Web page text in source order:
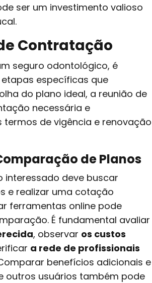
ser um investimento valioso
Contratação
seguro odontológico, é
específicas que
do plano ideal, a reunião de
necessária e
termos de vigência e renovação
de Planos
interessado deve buscar
e realizar uma cotação
ferramentas online pode
É fundamental avaliar
, observar os custos
a rede de profissionais
benefícios adicionais e
outros usuários também pode